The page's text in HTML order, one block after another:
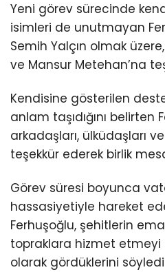
Yeni görev sürecinde
isimleri de unutmayan
Semih Yalçın olmak üzere,
ve Mansur Metehan’na
Kendisine gösterilen
anlam taşıdığını belirten
arkadaşları, ülküdaşları
teşekkür ederek birlik
Görev süresi boyunca
hassasiyetiyle hareket
Ferhuşoğlu, şehitlerin
topraklara hizmet etmeyi
olarak gördüklerini